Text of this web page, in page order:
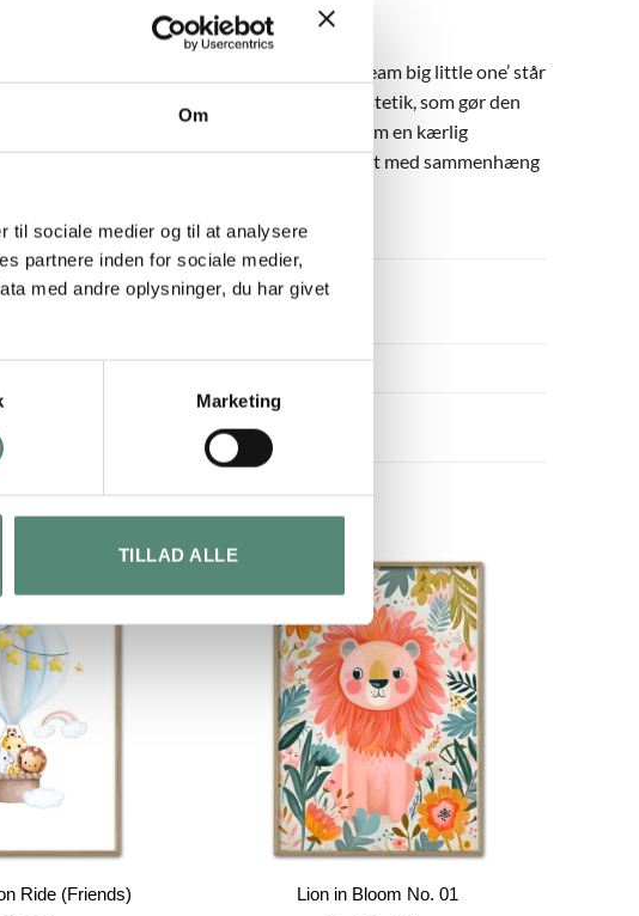
Om
til sociale medier og til at analysere
partnere inden for sociale medier,
med andre oplysninger, du har givet
Marketing
TILLAD ALLE
beige og lyserosa nuancer. Teksten ‘dream big little one’ står
udtryk. Plakaten har en minimalistisk æstetik, som gør den
og nordisk, og budskabet fungerer både som en kærlig
alene eller kombineres med No. 02 for et sæt med sammenhæng
eller babyshower.
Ride (Friends)
Lion in Bloom No. 01